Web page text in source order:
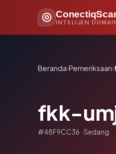
INTELIJEN
Beranda›Pemeriksaan›
fkk-
#48F9CC36 · Sedang